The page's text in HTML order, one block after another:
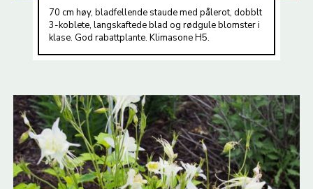
70 cm høy, bladfellende staude med pålerot, dobblt
3-koblete, langskaftede blad og rødgule blomster i
klase. God rabattplante. Klimasone H5.